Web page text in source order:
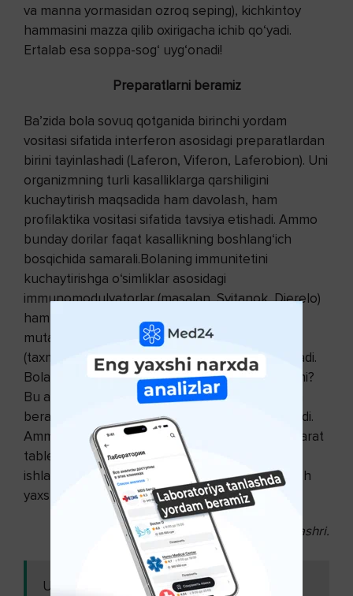
va manna yormasidan ozroq seping), kichkintoy
hammasini mazza qilib oxirigacha ichib qo‘yadi.
Ertalab esa soppa-sog‘ uyg‘onadi!
Preparatlarni beramiz
Ba’zida bola sovuq qotganida birinchi yordam
vositasi sifatida interferon asosidagi preparatlardan
birini tayinlashadi (Laferon, Viferon, Laferobion). Uni
organizmning turli kasalliklarga qarshiligini
kuchaytirish maqsadida ham davolash, ham
profilaktika vositasi sifatida tavsiya etishadi. Ammo
bunday dorilar faqat kasallikning boshlang‘ich
bosqichida samarali.Bolaning immunitetini
kuchaytirishga o‘simliklar asosidagi
immunomodulyatorlar (masalan, Svіtanok, Djerelo)
ham yordam beradi. Shoshilinch holatlarda
mutaxassislar bunday fito vositalarning dozasini
(taxminan 2 3 tomchiga) oshirishni tavsiya etishadi.
Bola tomog‘ining og‘riyotganidan shikoyat qildimi?
Bu alomatni bartaraf etishga Xlorofillipt yordam
beradi. U kasallikning kuchayishiga yo‘l qo‘ymaydi.
Ammo quyidagilarni e’tiborga oling: ushbu preparat
tabletka, moyli, spirtli eritma, sprey ko‘rinishida
ishlab chiqariladi. Ularning qay biridan foydalanish
yaxshiroq ekanini shifokoringiz aytadi.
Gen.uz nashri.
Ushbu
Mavsumiy allergik rinit -